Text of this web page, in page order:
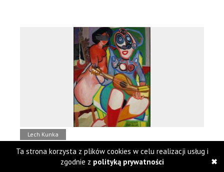
Lech Kunka
Celestyna
Kolekcja Sztuki XX i XXI wieku
Ta strona korzysta z plików cookies w celu realizacji usług i
zgodnie z polityką prywatności